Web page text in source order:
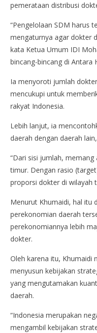
pemerataan distribusi
“Pengelolaan SDM harus
mengaturnya agar dokter
kata Ketua Umum IDI
bincang-bincang di Antara
Ia menyoroti jumlah
mencukupi untuk
rakyat Indonesia.
Lebih lanjut, ia
daerah dengan daerah
“Dari sisi jumlah,
timur. Dengan rasio
proporsi dokter di wilayah
Menurut Khumaidi, hal itu
perekonomian daerah
perekonomiannya lebih
dokter.
Oleh karena itu, Khumaidi
menyusun kebijakan
yang mengutamakan
daerah.
“Indonesia merupakan
mengambil kebijakan